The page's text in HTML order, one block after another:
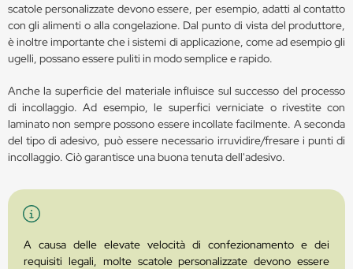
scatole personalizzate devono essere, per esempio, adatti al contatto
con gli alimenti o alla congelazione. Dal punto di vista del produttore,
è inoltre importante che i sistemi di applicazione, come ad esempio gli
ugelli, possano essere puliti in modo semplice e rapido.
Anche la superficie del materiale influisce sul successo del processo
di incollaggio. Ad esempio, le superfici verniciate o rivestite con
laminato non sempre possono essere incollate facilmente. A seconda
del tipo di adesivo, può essere necessario irruvidire/fresare i punti di
incollaggio. Ciò garantisce una buona tenuta dell'adesivo.
A causa delle elevate velocità di confezionamento e dei
requisiti legali, molte scatole personalizzate devono essere